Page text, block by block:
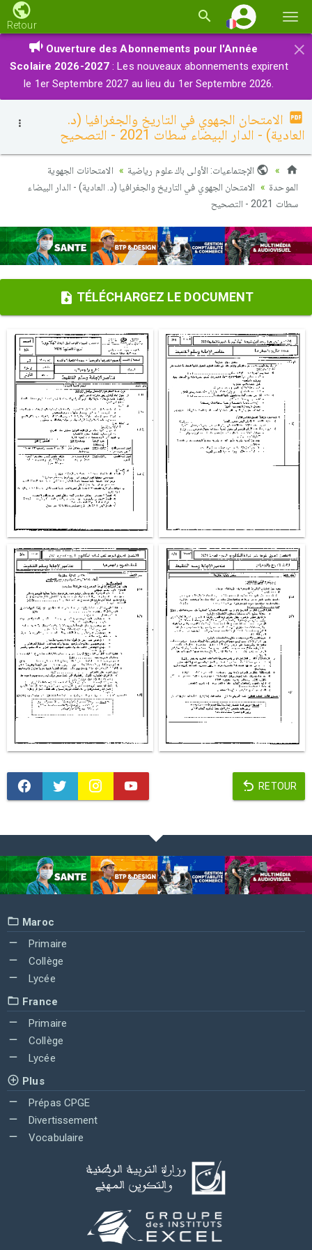
la
Retour
×
Ouverture des Abonnements pour l'Année
Scolaire 2026-2027 : Les nouveaux abonnements expirent
le 1er Septembre 2027 au lieu du 1er Septembre 2026.
الامتحان الجهوي في التاريخ والجغرافيا (د.
العادية) - الدار البيضاء سطات 2021 - التصحيح
الإجتماعيات: الأولى باك علوم رياضية
الامتحانات الجهوية
الموحدة
الامتحان الجهوي في التاريخ والجغرافيا (د. العادية) - الدار البيضاء
سطات 2021 - التصحيح
TÉLÉCHARGEZ LE DOCUMENT
RETOUR
Maroc
Primaire
Collège
Lycée
France
Primaire
Collège
Lycée
Plus
Prépas CPGE
Divertissement
Vocabulaire